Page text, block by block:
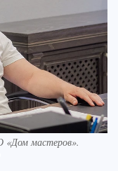
«Дом мастеров».